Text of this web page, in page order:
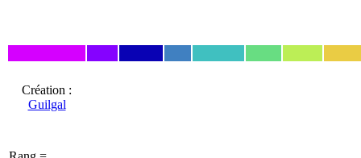
Création :
Guilgal